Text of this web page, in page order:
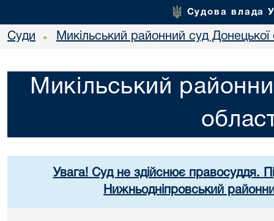
Судова влада
Суди • Микільський районний суд Донецької
Микільський
Увага! Суд не здійснює правосуддя.
Нижньодніпровський